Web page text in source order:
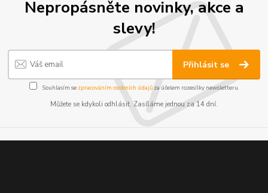
Nepropásněte novinky, akce a
slevy!
Přihlásit se
Souhlasím se zpracováním osobních údajůza účelem rozesílky newsletteru.
Můžete se kdykoli odhlásit. Zasíláme jednou za 14 dní.